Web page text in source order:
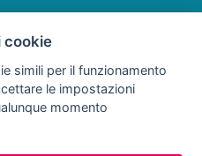
sono riservati
della F.lli Dionisi S.r.L.
P. S. Giorgio (FM)
cookie
simili per il funzionamento
le impostazioni
momento